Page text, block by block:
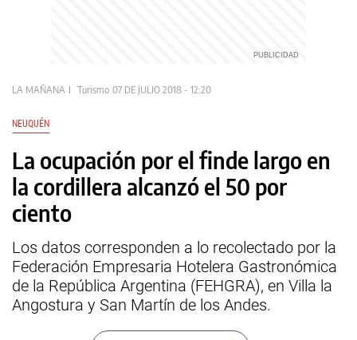
LA MAÑANA Turismo 07 DE JULIO 2018 - 12:20
NEUQUÉN
La ocupación por el finde largo en
la cordillera alcanzó el 50 por
ciento
Los datos corresponden a lo recolectado por la
Federación Empresaria Hotelera Gastronómica
de la República Argentina (FEHGRA), en Villa la
Angostura y San Martín de los Andes.